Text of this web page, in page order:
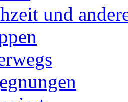
und